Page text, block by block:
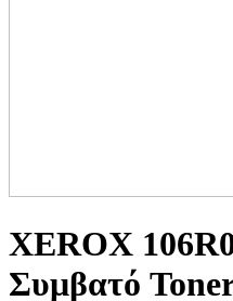
XEROX
Συμβατό